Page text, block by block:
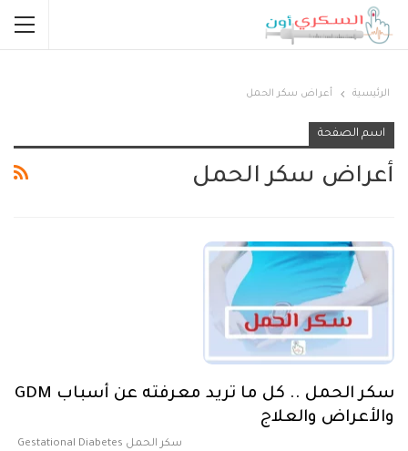
الرئيسية أعراض سكر الحمل
اسم الصفحة
أعراض سكر الحمل
سكر الحمل .. كل ما تريد معرفته عن أسباب GDM
والأعراض والعلاج
سكر الحمل Gestational Diabetes